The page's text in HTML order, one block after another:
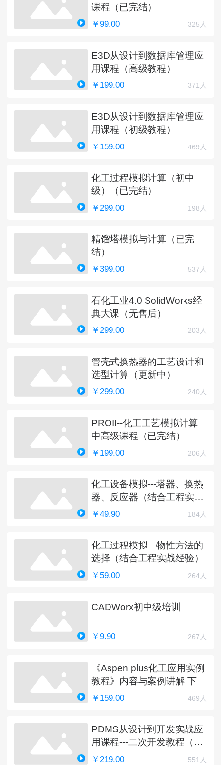
课程（已完结）
￥99.00 325人
E3D从设计到数据库管理应
用课程（高级教程）
￥199.00 371人
E3D从设计到数据库管理应
用课程（初级教程）
￥159.00 469人
化工过程模拟计算（初中
级）（已完结）
￥299.00 198人
精馏塔模拟与计算（已完
结）
￥399.00 537人
石化工业4.0 SolidWorks经
典大课（无售后）
￥299.00 203人
管壳式换热器的工艺设计和
选型计算（更新中）
￥299.00 240人
PROII--化工工艺模拟计算
中高级课程（已完结）
￥199.00 206人
化工设备模拟---塔器、换热
器、反应器（结合工程实
例）
￥49.90 184人
化工过程模拟---物性方法的
选择（结合工程实战经验）
￥59.00 264人
CADWorx初中级培训
￥9.90 267人
《Aspen plus化工应用实例
教程》内容与案例讲解 下
￥159.00 469人
PDMS从设计到开发实战应
用课程---二次开发教程（完
结）
￥219.00 551人